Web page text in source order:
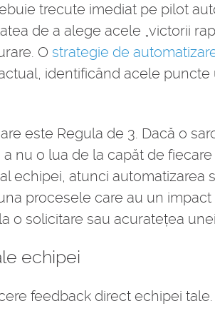
trecute imediat pe pilot
de a alege acele „victorii
O strategie de
identificând acele
este Regula de 3. Dacă o
nu o lua de la capăt de fiecare
echipei, atunci automatizarea
procesele care au un
o solicitare sau acuratețea
echipei
feedback direct echipei